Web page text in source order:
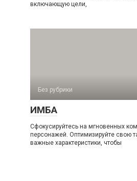
включающую цели,
Без рубрики
ИМБА
Сфокусируйтесь на мгновенных
персонажей. Оптимизируйте свою
важные характеристики, чтобы